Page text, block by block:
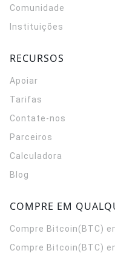
Comunidade
Instituições
RECURSOS
Apoiar
Tarifas
Contate-nos
Parceiros
Calculadora
Blog
COMPRE EM
Compre Bitcoin(BTC)
Compre Bitcoin(BTC)